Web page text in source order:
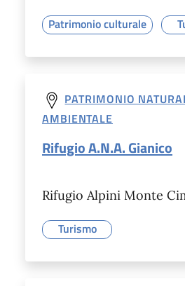
Patrimonio culturale
PATRIMONIO
AMBIENTALE
Rifugio A.N.A. Gianico
Rifugio Alpini Monte
Turismo